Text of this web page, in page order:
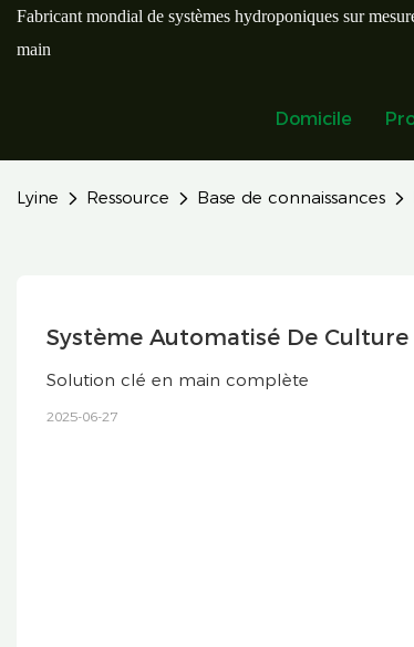
Fabricant mondial de systèmes hydroponiques sur
main
Domicile
Lyine Ressource Base de connaissances
Système Automatisé De
Solution clé en main complète
2025-06-27